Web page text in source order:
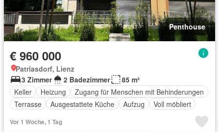
Penthouse
€ 960 000
Patriasdorf, Lienz
3 Zimmer
2 Badezimmer
85 m²
Keller
Heizung
Zugang für Menschen mit Behinderungen
Terrasse
Ausgestattete Küche Aufzug Voll möbliert
Vor 1 Woche, 1 Tag